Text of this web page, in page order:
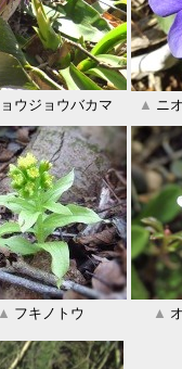
ウジョウバカマ ▲ ニ
▲ フキノトウ ▲